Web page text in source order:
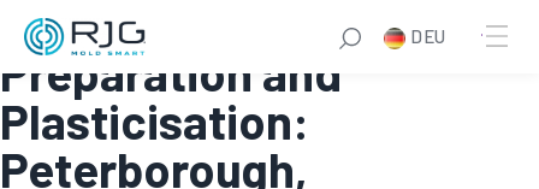
DEU
Module 1 – Melt
Preparation and
Plasticisation:
Peterborough,